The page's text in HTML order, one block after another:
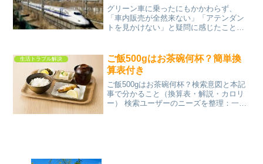
グリーン車に乗ったにもかかわらず、
「車内販売が全然来ない」「アテンダン
トを見かけない」と疑問に感じたことは
すが、近年はサービス内容が大きく変化
しています。そのため、同じ...
生活トラブル解決
ご飯500gはお茶碗何杯？簡単換
算表付き
ご飯500gはお茶碗何杯？検索意図と本記
事で分かること（換算表・解説・カロリ
ー） 検索ユーザーのニーズを整理：一食